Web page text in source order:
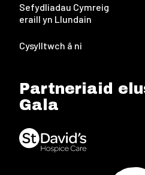
Sefydliadau Cymreig
eraill yn Llundain
Cysylltwch â ni
Partneriaid
Gala